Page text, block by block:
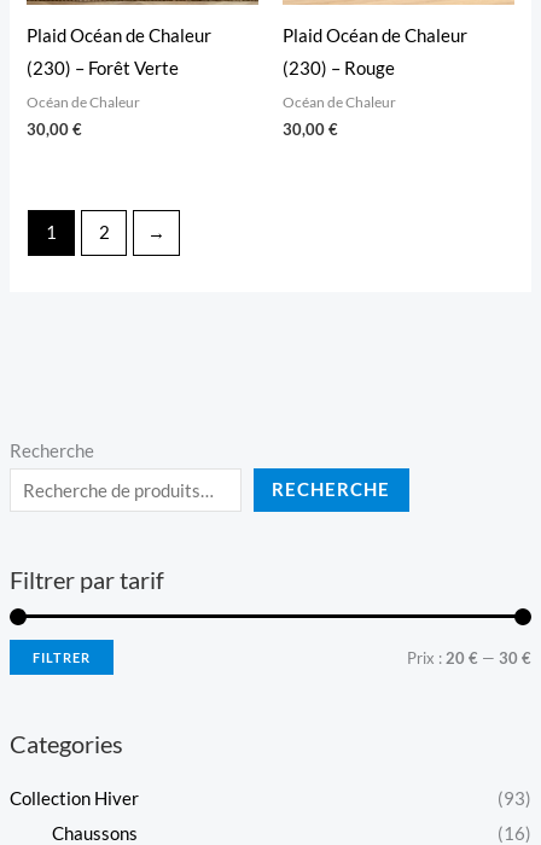
Recherche
RECHERCHE
Filtrer par tarif
FILTRER Prix : 20 € —30 €
Categories
Collection Hiver
(93)
Chaussons
(16)
Plaid Océan de Chaleur
(230) – Forêt Verte
Océan de Chaleur
30,00€
Plaid Océan de Chaleur
(230) – Rouge
Océan de Chaleur
30,00€
1 2 →